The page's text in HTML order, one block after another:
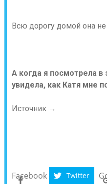
Всю дорогу домой она
А когда я посмотрела в
увидела, как Катя мне
Источник →
Facebook Twitter